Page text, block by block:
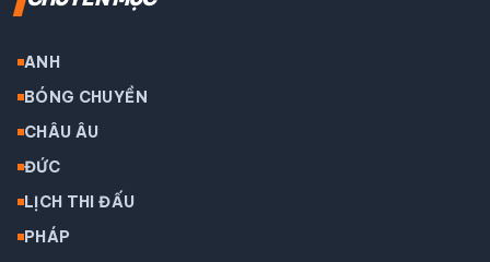
ANH
BÓNG CHUYỀN
CHÂU ÂU
ĐỨC
LỊCH THI ĐẤU
PHÁP